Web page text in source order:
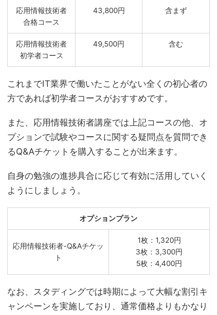
応用情報技術者
合格コース
43,800円 含まず
応用情報技術者
初学者コース
49,500円 含む
これまでIT業界で働いたことがない全くの初心者の
方であれば初学者コースがおすすめです。
また、応用情報技術者講座では上記コースの他、オ
プションで試験やコースに関する疑問点を質問でき
るQ&Aチケットを購入することが出来ます。
自身の勉強の進捗具合に応じて有効に活用していく
ようにしましょう。
オプションプラン
応用情報技術者-Q&Aチケッ
ト
1枚：1,320円
3枚：3,300円
5枚：4,400円
なお、スタディングでは時期によって大幅な割引キ
ャンペーンを実施しており、通常価格よりもかなり